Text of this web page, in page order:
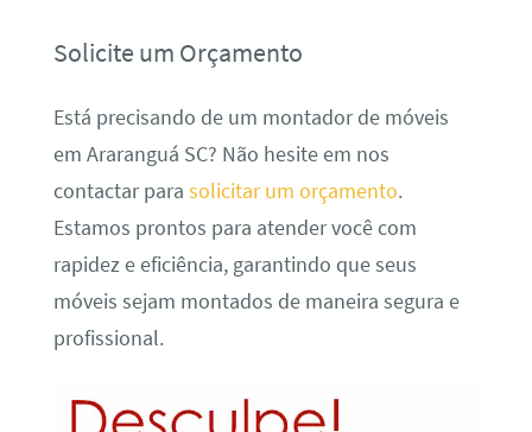
Solicite um Orçamento
Está precisando de um montador de móveis
em Araranguá SC? Não hesite em nos
contactar para solicitar um orçamento.
Estamos prontos para atender você com
rapidez e eficiência, garantindo que seus
móveis sejam montados de maneira segura e
profissional.